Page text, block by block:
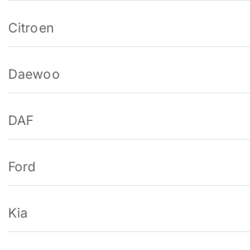
Citroen
Daewoo
DAF
Ford
Kia